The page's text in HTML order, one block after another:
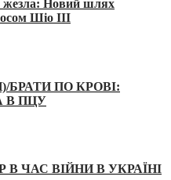
жезла: Новий шлях
Шіо III
ПО КРОВІ:
В ПЦУ
ЧАС ВІЙНИ В УКРАЇНІ